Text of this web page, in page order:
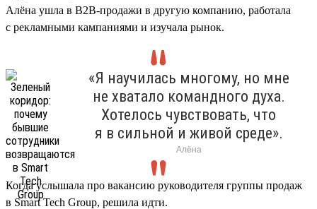
Алёна ушла в B2B-продажи в другую компанию, работала
с рекламными кампаниями и изучала рынок.
«Я научилась многому, но мне
не хватало командного духа.
Хотелось чувствовать, что
я в сильной и живой среде».
Алёна
Когда услышала про вакансию руководителя группы продаж
в Smart Tech Group, решила идти.